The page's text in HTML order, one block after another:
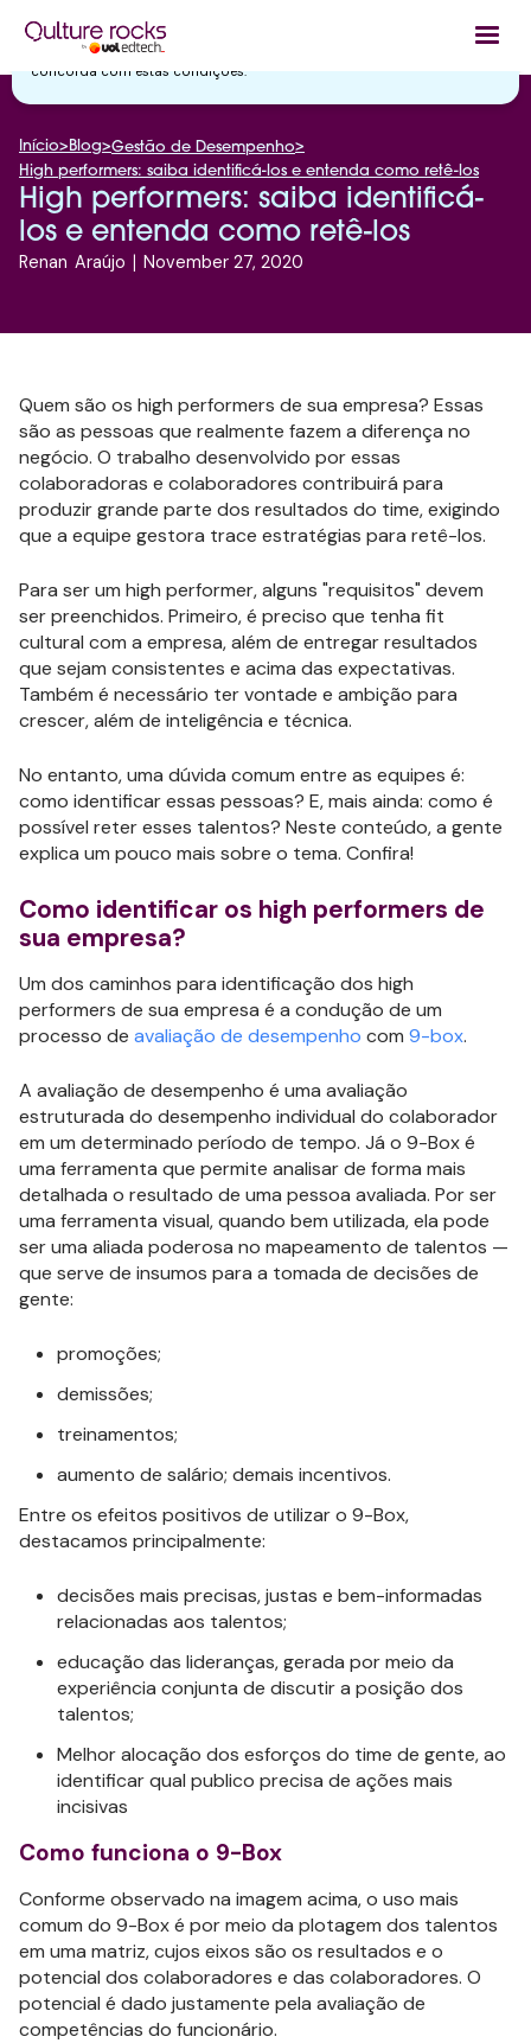
Utilizamos cookies essenciais e tecnologias semelhantes de acordo
com a nossaPolítica de Privacidade
concorda com estas condições.
Início> Blog>Gestão de Desempenho>
High performers: saiba identificá-los e entenda como retê-los
High performers: saiba identificá-
los e entenda como retê-los
Renan Araújo | November 27, 2020
Quem são os high performers de sua empresa? Essas
são as pessoas que realmente fazem a diferença no
negócio. O trabalho desenvolvido por essas
colaboradoras e colaboradores contribuirá para
produzir grande parte dos resultados do time, exigindo
que a equipe gestora trace estratégias para retê-los.
Para ser um high performer, alguns "requisitos" devem
ser preenchidos. Primeiro, é preciso que tenha fit
cultural com a empresa, além de entregar resultados
que sejam consistentes e acima das expectativas.
Também é necessário ter vontade e ambição para
crescer, além de inteligência e técnica.
No entanto, uma dúvida comum entre as equipes é:
como identificar essas pessoas? E, mais ainda: como é
possível reter esses talentos? Neste conteúdo, a gente
explica um pouco mais sobre o tema. Confira!
Como identificar os high performers de
sua empresa?
Um dos caminhos para identificação dos high
performers de sua empresa é a condução de um
processo de avaliação de desempenho com 9-box.
A avaliação de desempenho é uma avaliação
estruturada do desempenho individual do colaborador
em um determinado período de tempo. Já o 9-Box é
uma ferramenta que permite analisar de forma mais
detalhada o resultado de uma pessoa avaliada. Por ser
uma ferramenta visual, quando bem utilizada, ela pode
ser uma aliada poderosa no mapeamento de talentos —
que serve de insumos para a tomada de decisões de
gente:
promoções;
demissões;
treinamentos;
aumento de salário; demais incentivos.
Entre os efeitos positivos de utilizar o 9-Box,
destacamos principalmente:
decisões mais precisas, justas e bem-informadas
relacionadas aos talentos;
educação das lideranças, gerada por meio da
experiência conjunta de discutir a posição dos
talentos;
Melhor alocação dos esforços do time de gente, ao
identificar qual publico precisa de ações mais
incisivas
Como funciona o 9-Box
Conforme observado na imagem acima, o uso mais
comum do 9-Box é por meio da plotagem dos talentos
em uma matriz, cujos eixos são os resultados e o
potencial dos colaboradores e das colaboradores. O
potencial é dado justamente pela avaliação de
competências do funcionário.